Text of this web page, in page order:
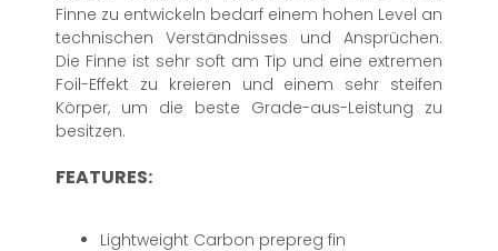
Finne zu entwickeln bedarf einem hohen Level an
technischen Verständnisses und Ansprüchen.
Die Finne ist sehr soft am Tip und eine extremen
Foil-Effekt zu kreieren und einem sehr steifen
Körper, um die beste Grade-aus-Leistung zu
besitzen.
FEATURES:
Lightweight Carbon prepreg fin